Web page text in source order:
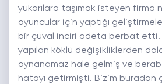
yukarılara taşımak isteyen firma
oyuncular için yaptığı
bir çuval inciri adeta berbat etti.
yapılan köklü değişikliklerden
oynanamaz hale gelmiş ve
hatayı getirmişti. Bizim buradan